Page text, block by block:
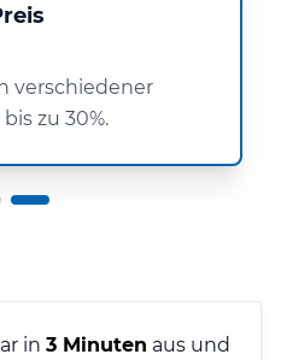
verschiedener
zu 30%.
in 3 Minuten aus und